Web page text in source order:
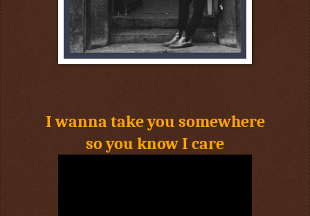
I wanna take you somewhere
so you know I care